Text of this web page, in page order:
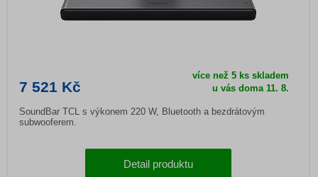
7 521 Kč
více než 5 ks skladem
u vás doma 11. 8.
SoundBar TCL s výkonem 220 W, Bluetooth a bezdrátovým
subwooferem.
Detail produktu